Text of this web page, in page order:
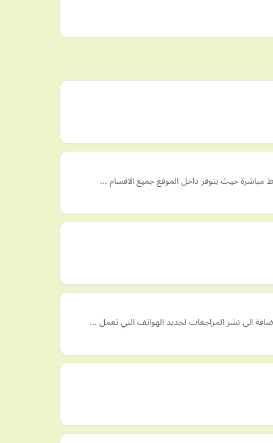
مباشرة حيث يتوفر داخل الموقع جميع الاقسام …
الى نشر المراجعات لجديد الهواتف التي تعمل …